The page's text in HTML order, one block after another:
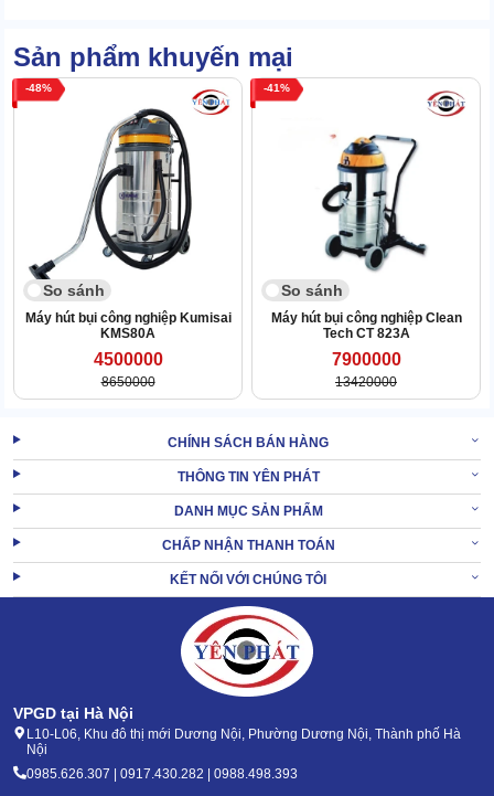
Thiết bị không dùng tông màu chói nhưng trông rất hút mắt. Các
chi tiết gọn đẹp, gắn thêm bánh xe nên di chuyển rất nhanh.
bụi.
XEM THÊM:Máy hút bụi Supper Clean AS 15
2. Máy hút bụi công nghiệp SUPPER CLEAN
SC30 có chi phí ra sao?
Sản phẩm khuyến mại
48
So sánh
Máy hút bụi công nghiệp Kumisai
KMS80A
4500000
8650000
41
So sánh
Máy hút bụi công nghiệp Clean
Tech CT 823A
7900000
13420000
CHÍNH SÁCH BÁN HÀNG
THÔNG TIN YÊN PHÁT
DANH MỤC SẢN PHẨM
CHẤP NHẬN THANH TOÁN
KẾT NỐI VỚI CHÚNG TÔI
VPGD tại Hà Nội
L10-L06, Khu đô thị mới Dương Nội, Phường Dương Nội, Thành phố Hà
Nội
0985.626.307 | 0917.430.282 | 0988.498.393